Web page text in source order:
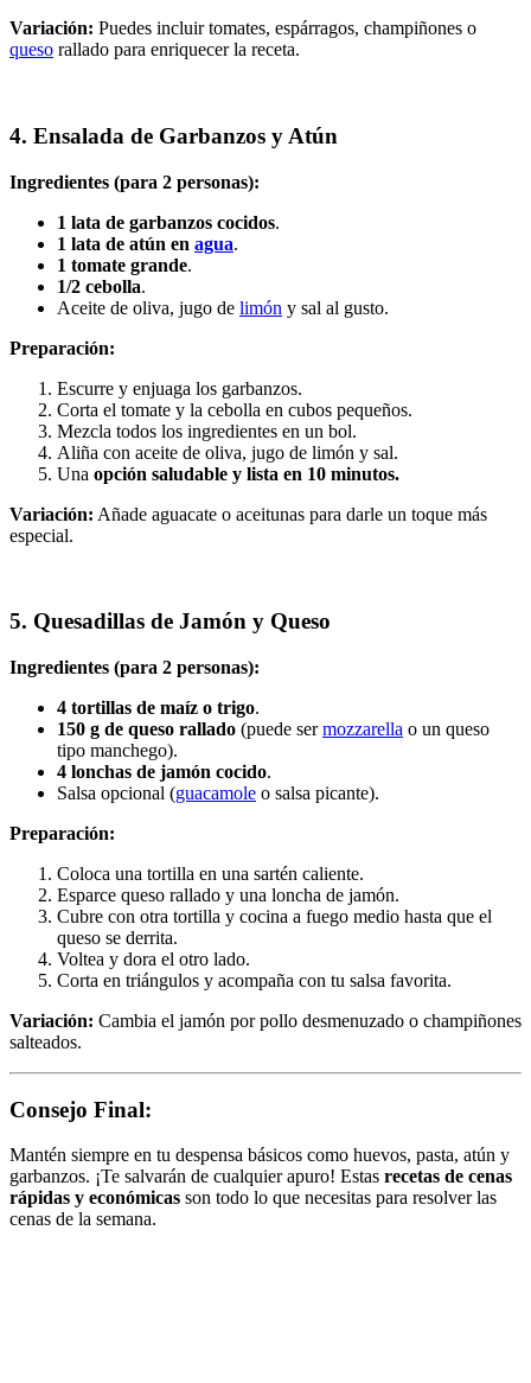
Variación: Puedes incluir tomates, espárragos, champiñones o
queso rallado para enriquecer la receta.
4. Ensalada de Garbanzos y Atún
Ingredientes (para 2 personas):
1 lata de garbanzos cocidos.
1 lata de atún en agua.
1 tomate grande.
1/2 cebolla.
Aceite de oliva, jugo de limón y sal al gusto.
Preparación:
Escurre y enjuaga los garbanzos.
Corta el tomate y la cebolla en cubos pequeños.
Mezcla todos los ingredientes en un bol.
Aliña con aceite de oliva, jugo de limón y sal.
Una opción saludable y lista en 10 minutos.
Variación: Añade aguacate o aceitunas para darle un toque más
especial.
5. Quesadillas de Jamón y Queso
Ingredientes (para 2 personas):
4 tortillas de maíz o trigo.
150 g de queso rallado (puede sermozzarella o un queso
tipo manchego).
4 lonchas de jamón cocido.
Salsa opcional (guacamole o salsa picante).
Preparación:
Coloca una tortilla en una sartén caliente.
Esparce queso rallado y una loncha de jamón.
Cubre con otra tortilla y cocina a fuego medio hasta que el
queso se derrita.
Voltea y dora el otro lado.
Corta en triángulos y acompaña con tu salsa favorita.
Variación: Cambia el jamón por pollo desmenuzado o champiñones
salteados.
Consejo Final:
Mantén siempre en tu despensa básicos como huevos, pasta, atún y
garbanzos. ¡Te salvarán de cualquier apuro! Estas recetas de cenas
rápidas y económicas son todo lo que necesitas para resolver las
cenas de la semana.